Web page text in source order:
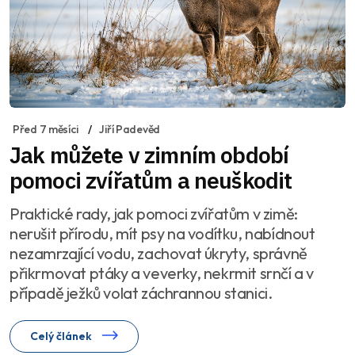
Před 7 měsíci Jiří Padevěd
Jak můžete v zimním období
pomoci zvířatům a neuškodit
Praktické rady, jak pomoci zvířatům v zimě:
nerušit přírodu, mít psy na vodítku, nabídnout
nezamrzající vodu, zachovat úkryty, správně
přikrmovat ptáky a veverky, nekrmit srnčí a v
případě ježků volat záchrannou stanici.
Celý článek